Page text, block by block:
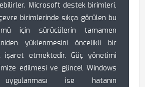
Microsoft destek birimleri,
birimlerinde sıkça görülen bu
için sürücülerin tamamen
yüklenmesini öncelikli bir
işaret etmektedir. Güç yönetimi
edilmesi ve güncel Windows
uygulanması ise hatanın